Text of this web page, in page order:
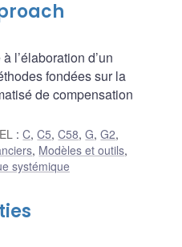
l’élaboration d’un
fondées sur la
de compensation
:C,C5,C58,G,G2,
, Modèles et outils,
systémique